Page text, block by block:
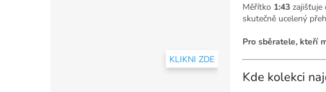
KLIKNI ZDE
Měřítko 1:43 zajišťuje
skutečně ucelený
Pro sběratele, kteří
Kde kolekci